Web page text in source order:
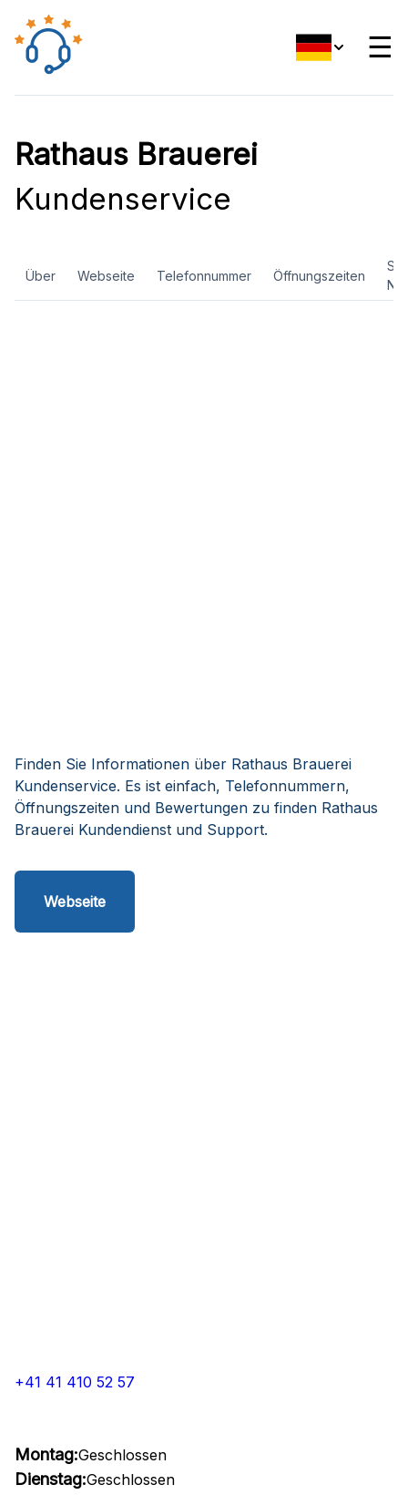
☰
Rathaus Brauerei
Kundenservice
Über Webseite Telefonnummer Öffnungszeiten
Finden Sie Informationen über Rathaus Brauerei
Kundenservice. Es ist einfach, Telefonnummern,
Öffnungszeiten und Bewertungen zu finden Rathaus
Brauerei Kundendienst und Support.
Webseite
+41 41 410 52 57
Montag:Geschlossen
Dienstag:Geschlossen